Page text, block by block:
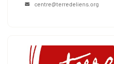
centre@terredeliens.org